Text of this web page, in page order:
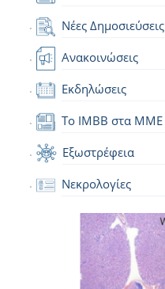
Νέες Δημοσιεύσεις
Ανακοινώσεις
Εκδηλώσεις
Το IMBB στα ΜΜΕ
Εξωστρέφεια
Νεκρολογίες